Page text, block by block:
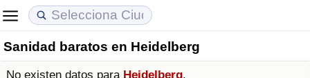
Sanidad baratos en Heidelberg
No existen datos para Heidelberg.
Coste de vida
Precios de las propiedades
Calidad de Vida